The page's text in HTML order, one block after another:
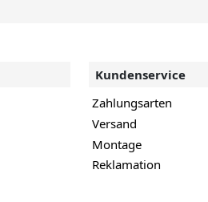
Kundenservice
Zahlungsarten
Versand
Montage
Reklamation